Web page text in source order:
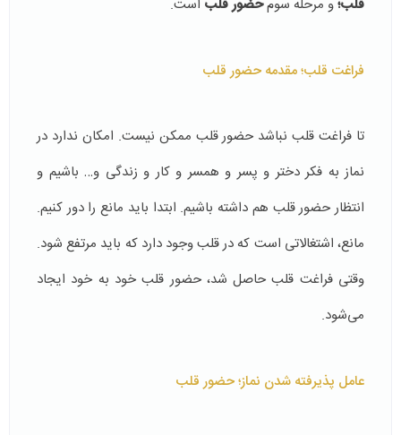
قلب؛و مرحله سومحضور قلب است.
فراغت قلب؛ مقدمه حضور قلب
تا فراغت قلب نباشد حضور قلب ممکن نیست. امکان ندارد در
نماز به فکر دختر و پسر و همسر و کار و زندگی و… باشیم و
انتظار حضور قلب هم داشته باشیم. ابتدا باید مانع را دور کنیم.
مانع، اشتغالاتی است که در قلب وجود دارد که باید مرتفع شود.
وقتی فراغت قلب حاصل شد، حضور قلب خود به خود ایجاد
می‌شود.
عامل پذیرفته شدن نماز؛ حضور قلب